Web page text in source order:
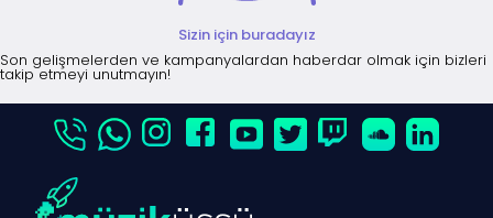
Sizin için buradayız
Son gelişmelerden ve kampanyalardan haberdar olmak için bizleri
takip etmeyi unutmayın!